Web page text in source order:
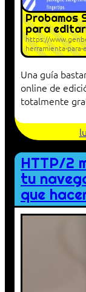
Probamos
para
https://
herramienta-
Una guía
online de
totalmente
HTTP/2
tu
que